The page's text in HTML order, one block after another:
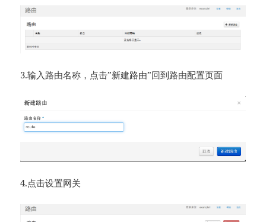
3.输入路由名称，点击”新建路由”回到路由配置页面
4.点击设置网关